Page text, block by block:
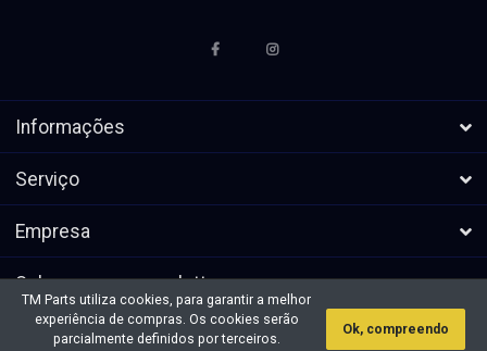
Informações
Serviço
Empresa
Subscrever a newsletters
* Todos os preços excl. IVA, mais
Direitos de autor &cópia; 2026 TM
TM Parts utiliza cookies, para garantir a melhor
experiência de compras. Os cookies serão
parcialmente definidos por terceiros.
Ok, compreendo